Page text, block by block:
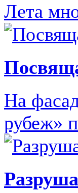
Лета
На
рубеж»